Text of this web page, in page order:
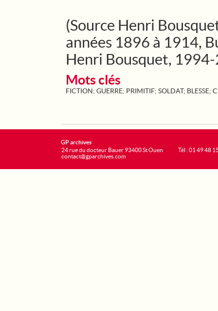
(Source Henri
années 1896 à 1914,
Henri Bousquet,
Mots clés
FICTION; GUERRE; PRIMITIF; SOLDAT; BLESSE;
GP archives
24 rue du docteur Bauer 93400 St Ouen
contact@gparchives.com
Tél : 01 49 48